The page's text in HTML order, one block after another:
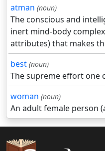
atman (noun)
The conscious and
inert mind-body
attributes) that makes
best (noun)
The supreme effort one
woman (noun)
An adult female person